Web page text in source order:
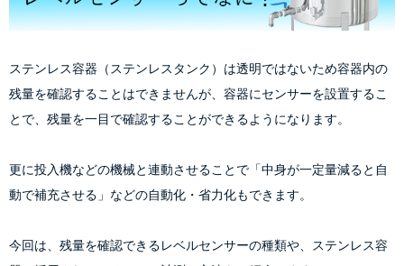
ステンレス容器（ステンレスタンク）は透明ではないため容器内の
残量を確認することはできませんが、容器にセンサーを設置するこ
とで、残量を一目で確認することができるようになります。
更に投入機などの機械と連動させることで「中身が一定量減ると自
動で補充させる」などの自動化・省力化もできます。
今回は、残量を確認できるレベルセンサーの種類や、ステンレス容